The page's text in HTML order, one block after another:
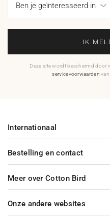
IK
Deze site wordt beschermd door
servicevoorwaarden van
Bestelling en contact
Meer over Cotton Bird
Internationaal
Onze andere websites